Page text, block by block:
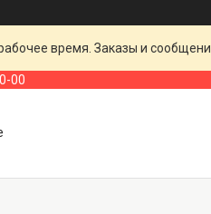
время. Заказы и
00